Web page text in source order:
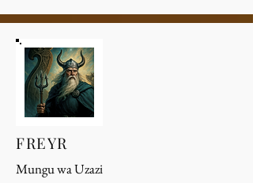
FREYR
Mungu wa Uzazi